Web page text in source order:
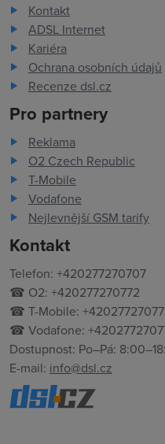
Kontakt
ADSL Internet
Kariéra
Ochrana osobních údajů
Recenze dsl.cz
Pro partnery
Reklama
O2 Czech Republic
T-Mobile
Vodafone
Nejlevnější GSM tarify
Kontakt
Telefon: +420277270707
☎ O2: +420277270772
☎ T-Mobile:
☎ Vodafone:
Dostupnost: Po–Pá:
E-mail: info@dsl.cz